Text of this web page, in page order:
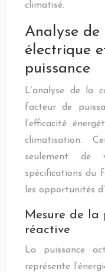
climatisé.
Analyse de
électrique
puissance
L’analyse de la
facteur de
l’efficacité
climatisation.
seulement de
spécifications du
les opportunités
Mesure de la
réactive
La puissance
représente